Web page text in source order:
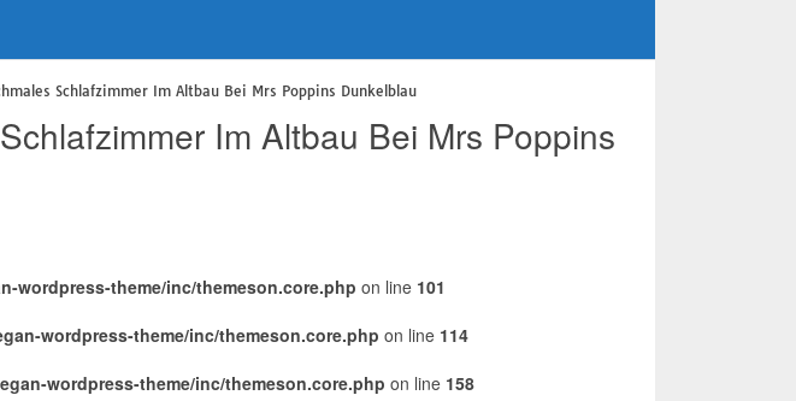
Schlafzimmer Im Altbau Bei Mrs Poppins Dunkelblau
Im Altbau Bei Mrs Poppins
wordpress-theme/inc/themeson.core.php on line 101
wordpress-theme/inc/themeson.core.php on line 114
wordpress-theme/inc/themeson.core.php on line 158